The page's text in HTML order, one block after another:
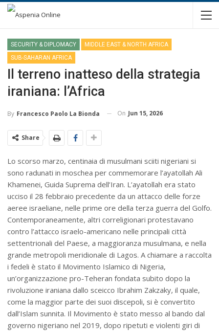
SECURITY & DIPLOMACY
MIDDLE EAST & NORTH AFRICA
SUB-SAHARAN AFRICA
Il terreno inatteso della strategia
iraniana: l’Africa
By Francesco Paolo La Bionda On Jun 15, 2026
Share
Lo scorso marzo, centinaia di musulmani sciiti nigeriani si
sono radunati in moschea per commemorare l’ayatollah Ali
Khamenei, Guida Suprema dell’Iran. L’ayatollah era stato
ucciso il 28 febbraio precedente da un attacco delle forze
aeree israeliane, nelle prime ore della terza guerra del Golfo.
Contemporaneamente, altri correligionari protestavano
contro l’attacco israelo-americano nelle principali città
settentrionali del Paese, a maggioranza musulmana, e nella
grande metropoli meridionale di Lagos. A chiamare a raccolta
i fedeli è stato il Movimento Islamico di Nigeria,
un’organizzazione pro-Teheran fondata subito dopo la
rivoluzione iraniana dallo sceicco Ibrahim Zakzaky, il quale,
come la maggior parte dei suoi discepoli, si è convertito
dall’Islam sunnita. Il Movimento è stato messo al bando dal
governo nigeriano nel 2019, dopo ripetuti e violenti giri di